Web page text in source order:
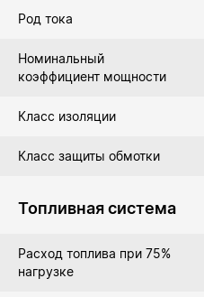
Род тока
Номинальный
коэффициент мощности
Класс изоляции
Класс защиты обмотки
Топливная система
Расход топлива при 75%
нагрузке